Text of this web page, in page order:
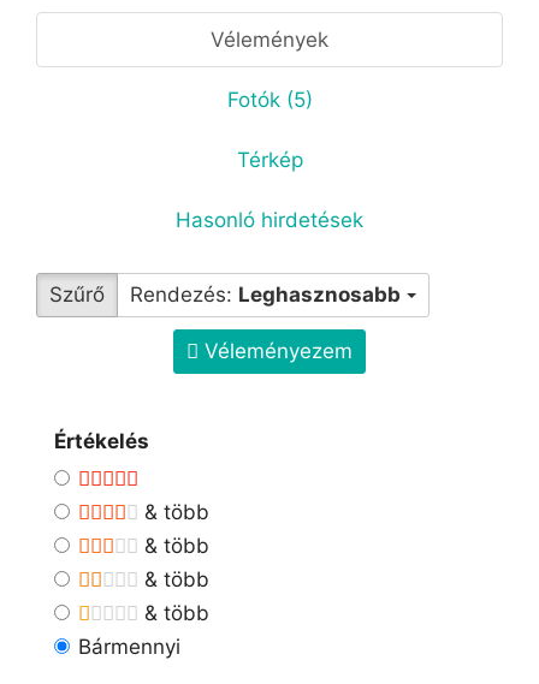
Vélemények
Fotók (5)
Térkép
Hasonló hirdetések
Szűrő Rendezés: Leghasznosabb
Véleményezem
Értékelés
& több
& több
& több
& több
Bármennyi